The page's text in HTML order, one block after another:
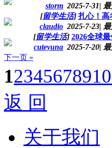
storm 2025-7-31|
[留学生活] 扎心！高
claudio 2025-7-23|
[留学生活] 2026全球
cuteyuna 2025-7-20|
下一页 »
12345678910
返 回
关于我们